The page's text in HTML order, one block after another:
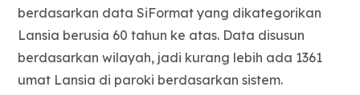
berdasarkan data SiFormat yang dikategorikan
Lansia berusia 60 tahun ke atas. Data disusun
berdasarkan wilayah, jadi kurang lebih ada 1361
umat Lansia di paroki berdasarkan sistem.